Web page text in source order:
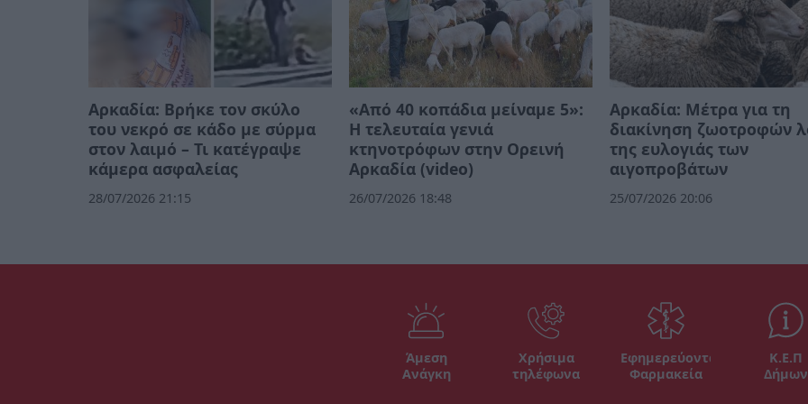
Αρκαδία: Βρήκε τον σκύλο
του νεκρό σε κάδο με σύρμα
στον λαιμό – Τι κατέγραψε
κάμερα ασφαλείας
28/07/2026 21:15
«Από 40 κοπάδια μείναμε 5»:
Η τελευταία γενιά
κτηνοτρόφων στην Ορεινή
Αρκαδία (video)
26/07/2026 18:48
Αρκαδία: Μέτρα για τη
διακίνηση ζωοτροφών
της ευλογιάς των
αιγοπροβάτων
25/07/2026 20:06
Άμεση
Ανάγκη
Χρήσιμα
τηλέφωνα
Εφημερεύοντα
Φαρμακεία
Κ.Ε.Π
Δήμων